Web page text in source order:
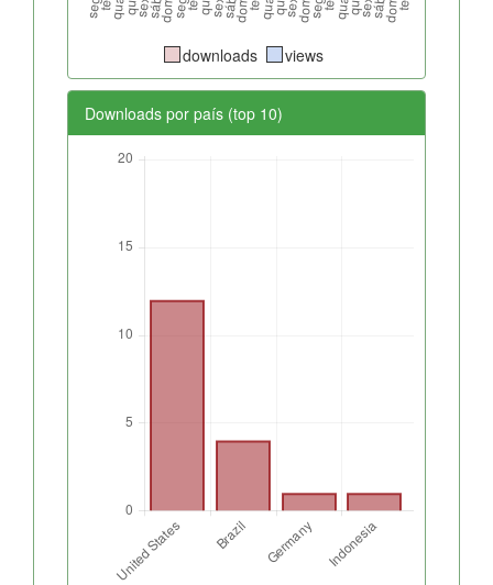
downloads views
Downloads por país (top 10)